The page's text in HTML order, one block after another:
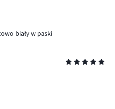
biały w paski